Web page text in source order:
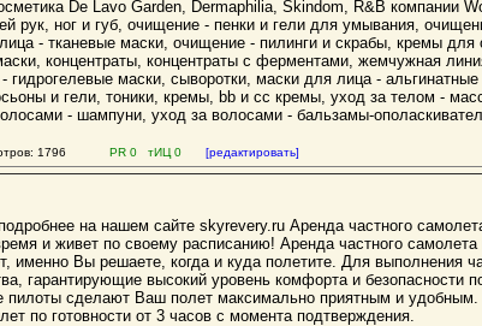
De Lavo Garden, Dermaphilia, Skindom, R&B компании
рук, ног и губ, очищение - пенки и гели для умывания,
- тканевые маски, очищение - пилинги и скрабы, кремы для
концентраты, концентраты с ферментами, жемчужная
маски, сыворотки, маски для лица -
и гели, тоники, кремы, bb и cc кремы, уход за телом -
- шампуни, уход за волосами - бальзамы-
1796 PR 0 тИЦ 0 [редактировать]
на нашем сайте skyrevery.ru Аренда частного
и живет по своему расписанию! Аренда частного
именно Вы решаете, когда и куда полетите. Для выполнения
гарантирующие высокий уровень комфорта и безопасности
пилоты сделают Ваш полет максимально приятным и
по готовности от 3 часов с момента подтверждения.